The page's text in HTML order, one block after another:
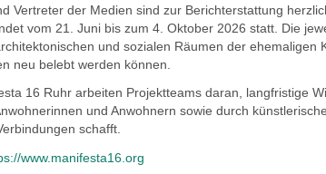
Vertreter der Medien sind zur Berichterstattung
vom 21. Juni bis zum 4. Oktober 2026 statt. Die
und sozialen Räumen der ehemaligen
neu belebt werden können.
16 Ruhr arbeiten Projektteams daran, langfristige
und Anwohnern sowie durch
schafft.
www.manifesta16.org